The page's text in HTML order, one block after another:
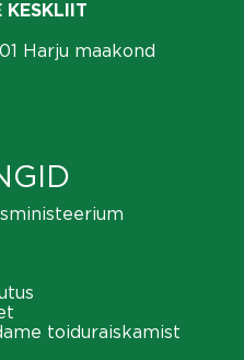
KESKLIIT
Harju maakond
toiduraiskamist